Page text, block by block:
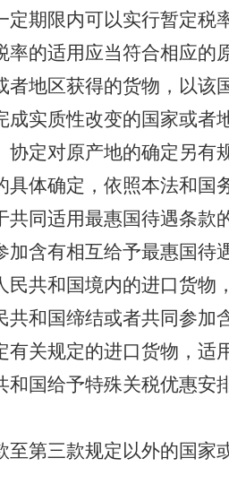
期限内可以实行暂定税率
的适用应当符合相应的
者地区获得的货物，以该
成实质性改变的国家或
定对原产地的确定另有
具体确定，依照本法和国
同适用最惠国待遇条款
加含有相互给予最惠国
共和国境内的进口货物
共和国缔结或者共同参加
关规定的进口货物，适
和国给予特殊关税优惠安
至第三款规定以外的国家